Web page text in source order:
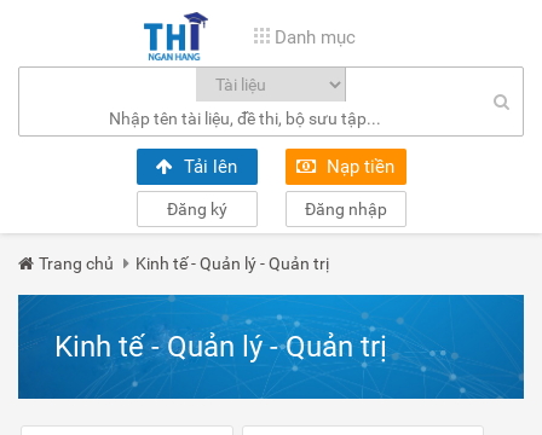
Danh mục
Tải lên Nạp tiền
Đăng ký Đăng nhập
Trang chủ Kinh tế - Quản lý - Quản trị
Kinh tế - Quản lý - Quản trị